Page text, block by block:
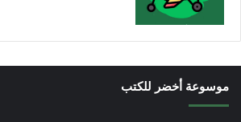
موسوعة أخضر للكتب